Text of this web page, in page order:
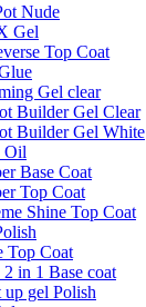
Nude
Gel
Top Coat
Gel clear
Builder Gel Clear
Builder Gel White
Oil
Base Coat
Top Coat
Shine Top Coat
Top Coat
in 1 Base coat
gel Polish